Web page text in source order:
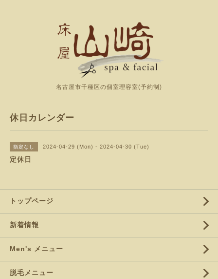
名古屋市千種区の個室理容室(予約制)
休日カレンダー
指定なし 2024-04-29 (Mon) - 2024-04-30 (Tue)
定休日
トップページ
新着情報
Men's メニュー
脱毛メニュー